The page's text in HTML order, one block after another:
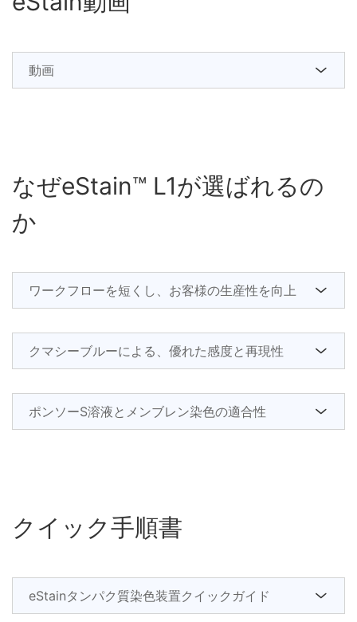
動画
なぜeStain™ L1が選ばれるの
か
ワークフローを短くし、お客様の生産性を向上
クマシーブルーによる、優れた感度と再現性
ポンソーS溶液とメンブレン染色の適合性
クイック手順書
eStainタンパク質染色装置クイックガイド